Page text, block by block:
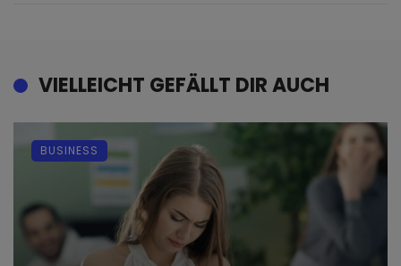
VIELLEICHT GEFÄLLT DIR AUCH
BUSINESS